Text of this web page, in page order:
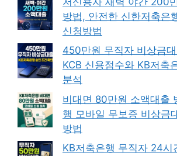
방법, 안전한 신한저축은
신청방법
450만원 무직자 비상금
KCB 신용점수와 KB저축
분석
비대면 80만원 소액대출
행 모바일 무보증 비상금
방법
KB저축은행 무직자 24